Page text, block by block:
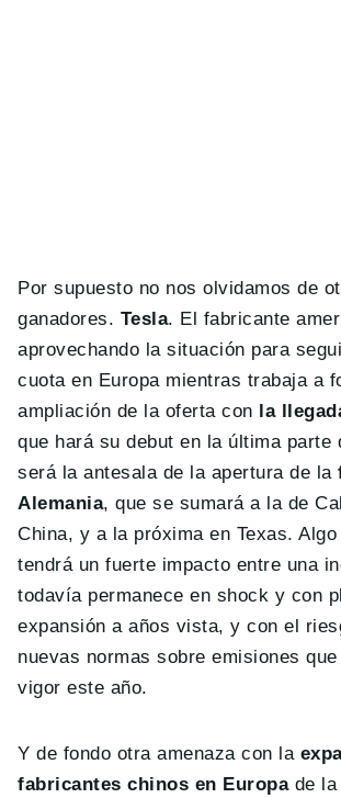
Por supuesto no nos olvidamos de
ganadores. Tesla. El fabricante
aprovechando la situación para
cuota en Europa mientras trabaja a
ampliación de la oferta con la
que hará su debut en la última parte
será la antesala de la apertura de la
Alemania, que se sumará a la de
China, y a la próxima en Texas.
tendrá un fuerte impacto entre una
todavía permanece en shock y con
expansión a años vista, y con el
nuevas normas sobre emisiones
vigor este año.
Y de fondo otra amenaza con la
fabricantes chinos en Europade la